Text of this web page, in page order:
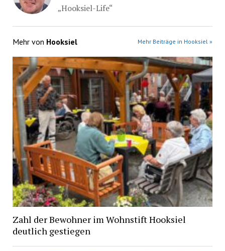
„Hooksiel-Life“
Mehr von Hooksiel Mehr Beiträge in Hooksiel »
Zahl der Bewohner im Wohnstift Hooksiel
deutlich gestiegen